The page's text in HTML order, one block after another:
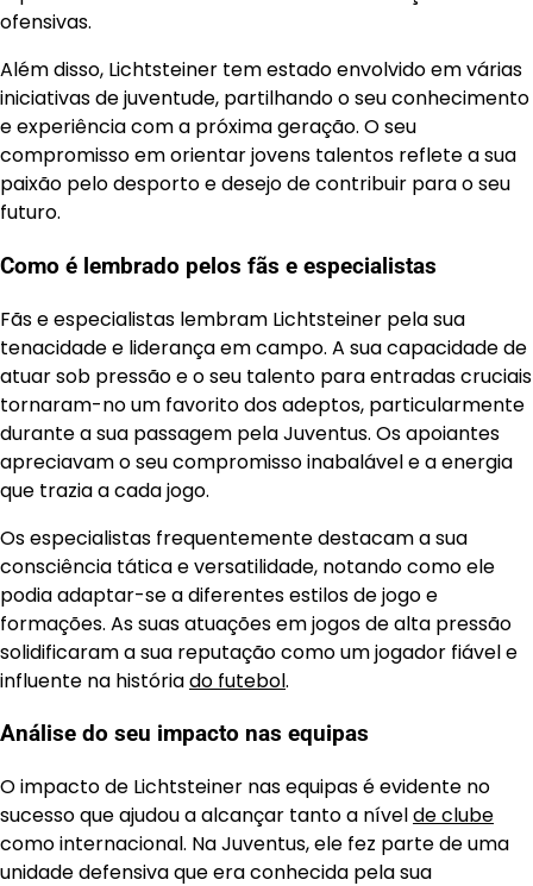
ofensivas.
Além disso, Lichtsteiner tem estado envolvido em várias
iniciativas de juventude, partilhando o seu conhecimento
e experiência com a próxima geração. O seu
compromisso em orientar jovens talentos reflete a sua
paixão pelo desporto e desejo de contribuir para o seu
futuro.
Como é lembrado pelos fãs e especialistas
Fãs e especialistas lembram Lichtsteiner pela sua
tenacidade e liderança em campo. A sua capacidade de
atuar sob pressão e o seu talento para entradas cruciais
tornaram-no um favorito dos adeptos, particularmente
durante a sua passagem pela Juventus. Os apoiantes
apreciavam o seu compromisso inabalável e a energia
que trazia a cada jogo.
Os especialistas frequentemente destacam a sua
consciência tática e versatilidade, notando como ele
podia adaptar-se a diferentes estilos de jogo e
formações. As suas atuações em jogos de alta pressão
solidificaram a sua reputação como um jogador fiável e
influente na históriado futebol.
Análise do seu impacto nas equipas
O impacto de Lichtsteiner nas equipas é evidente no
sucesso que ajudou a alcançar tanto a nívelde clube
como internacional. Na Juventus, ele fez parte de uma
unidade defensiva que era conhecida pela sua